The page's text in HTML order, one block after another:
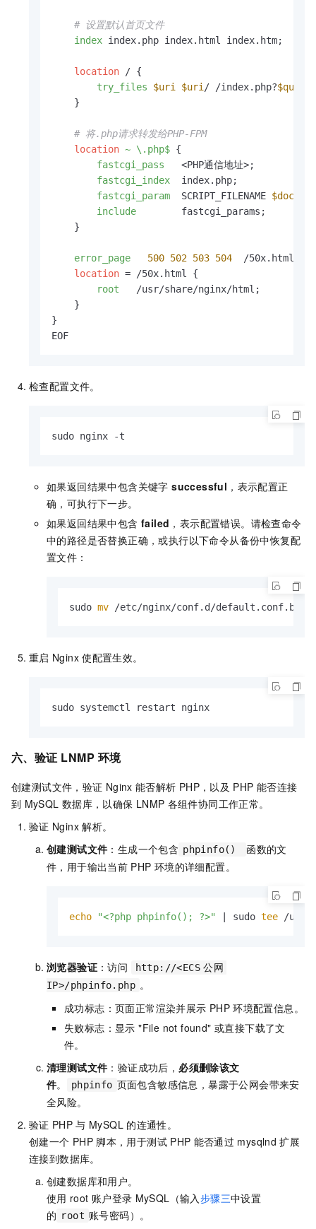
# 设置默认首页文件
index index.php index.html index.htm;
location / {
try_files
$uri $uri / /index.php?
    }
# 将.php请求转发给PHP-FPM
location ~ \.php$ {
fastcgi_pass
   <PHP通信地址>;
fastcgi_index
  index.php;
fastcgi_param
  SCRIPT_FILENAME
include
        fastcgi_params;
    }
error_page 500 502 503 504
  /50x.html;
location = /50x.html {
root
   /usr/share/nginx/html;
    }
}
EOF
检查配置文件。
sudo nginx -t
如果返回结果中包含关键字successful ，表示配置正
确，可执行下一步。
如果返回结果中包含 failed ，表示配置错误。请检查命令
中的路径是否替换正确，或执行以下命令从备份中恢复配
置文件：
sudo mv /etc/nginx/conf.d/default.conf.bak
重启 Nginx 使配置生效。
sudo systemctl restart nginx
六、验证 LNMP 环境
创建测试文件，验证 Nginx 能否解析 PHP，以及 PHP 能否连接
到 MySQL 数据库，以确保 LNMP 各组件协同工作正常。
验证 Nginx 解析。
创建测试文件 ：生成一个包含 phpinfo()
函数的文
件，用于输出当前 PHP 环境的详细配置。
echo "<?php phpinfo(); ?>" | sudo tee /usr/
浏览器验证 ：访问 http://<ECS 公网
IP>/phpinfo.php 。
成功标志：页面正常渲染并展示 PHP 环境配置信息。
失败标志：显示 "File not found" 或直接下载了文
件。
清理测试文件 ：验证成功后， 必须删除该文
件。 phpinfo 页面包含敏感信息，暴露于公网会带来安
全风险。
验证 PHP 与 MySQL 的连通性。
创建一个 PHP 脚本，用于测试 PHP 能否通过 mysqlnd 扩展
连接到数据库。
创建数据库和用户。
使用 root 账户登录 MySQL（输入步骤三中设置
的 root 账号密码）。